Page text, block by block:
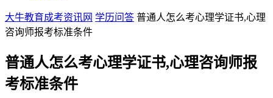
大牛教育成考资讯网 学历问答 普通人怎么考心理学证书,心理
咨询师报考标准条件
普通人怎么考心理学证书,心理咨询师报
考标准条件